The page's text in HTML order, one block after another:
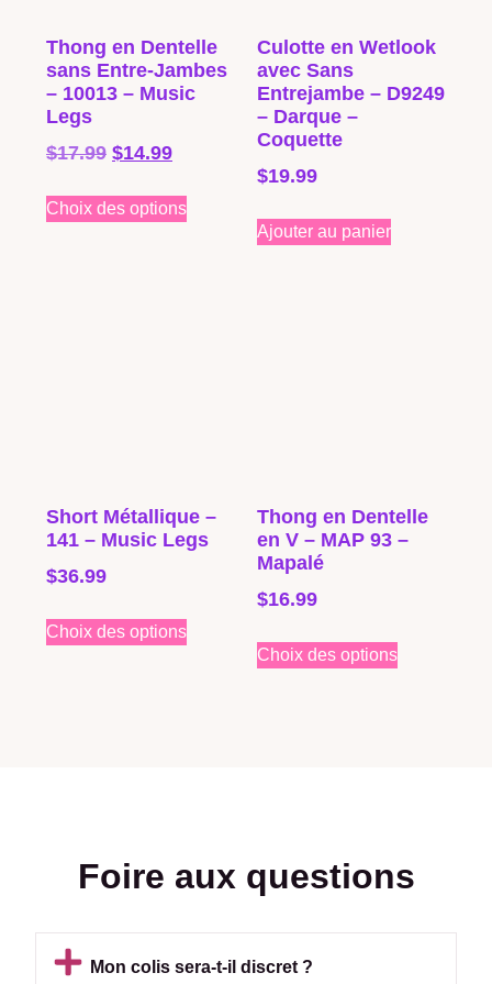
Thong en Dentelle
sans Entre-Jambes
– 10013 – Music
Legs
$17.99 $14.99
Choix des options
Culotte en Wetlook
avec Sans
Entrejambe – D9249
– Darque –
Coquette
$19.99
Ajouter au panier
Short Métallique –
141 – Music Legs
$36.99
Choix des options
Thong en Dentelle
en V – MAP 93 –
Mapalé
$16.99
Choix des options
Foire aux questions
Mon colis sera-t-il discret ?